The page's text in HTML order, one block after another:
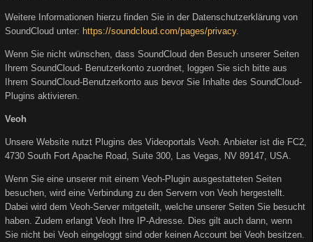
Weitere Informationen hierzu finden Sie in der Datenschutzerklärung von
SoundCloud unter: https://soundcloud.com/pages/privacy.
Wenn Sie nicht wünschen, dass SoundCloud den Besuch unserer Seiten
Ihrem SoundCloud- Benutzerkonto zuordnet, loggen Sie sich bitte aus
Ihrem SoundCloud-Benutzerkonto aus bevor Sie Inhalte des SoundCloud-
Plugins aktivieren.
Veoh
Unsere Website nutzt Plugins des Videoportals Veoh. Anbieter ist die FC2,
4730 South Fort Apache Road, Suite 300, Las Vegas, NV 89147, USA.
Wenn Sie eine unserer mit einem Veoh-Plugin ausgestatteten Seiten
besuchen, wird eine Verbindung zu den Servern von Veoh hergestellt.
Dabei wird dem Veoh-Server mitgeteilt, welche unserer Seiten Sie besucht
haben. Zudem erlangt Veoh Ihre IP-Adresse. Dies gilt auch dann, wenn
Sie nicht bei Veoh eingeloggt sind oder keinen Account bei Veoh besitzen.